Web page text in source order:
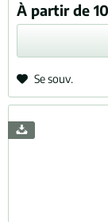
À partir de
Se souv.